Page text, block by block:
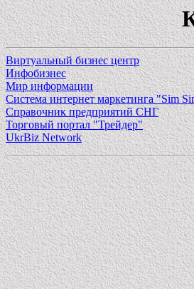
Виртуальный бизнес центр
Инфобизнес
Мир информации
Система интернет маркетинга "Sim
Справочник предприятий СНГ
Торговый портал "Трейдер"
UkrBiz Network